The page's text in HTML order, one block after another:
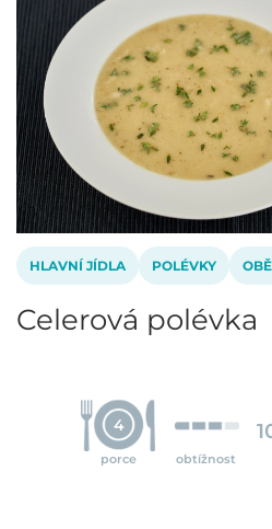
HLAVNÍ JÍDLA POLÉVKY
Celerová polévka
4
porce obtížnost